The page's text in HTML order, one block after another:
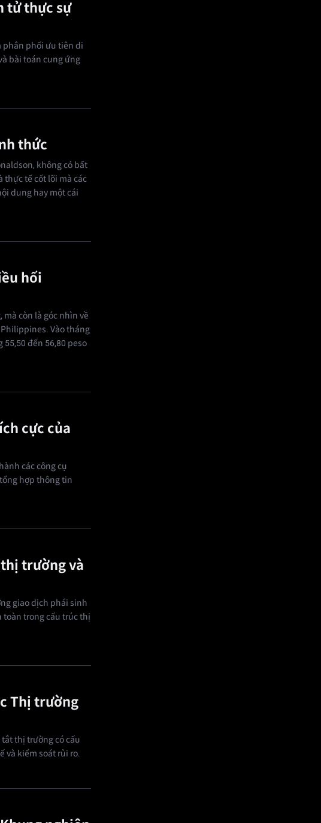
tử thực sự
phân phối ưu tiên di
bài toán cung ứng
thức
không có bất
thực tế cốt lõi mà các
dung hay một cái
hối
mà còn là góc nhìn về
Vào tháng
đến 56,80 peso
cực của
các công cụ
hợp thông tin
trường và
giao dịch phái sinh
toàn trong cấu trúc thị
Thị trường
thị trường có cấu
và kiểm soát rủi ro.